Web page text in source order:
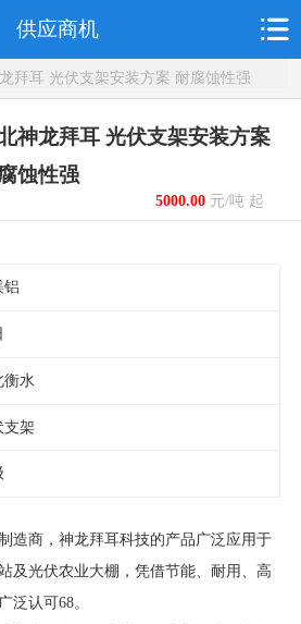
供应商机
拜耳 光伏支架安装方案 耐腐蚀性强
神龙拜耳 光伏支架安装方案
蚀性强
5000.00元/吨 起
铝
衡水
支架
造商，神龙拜耳科技的产品广泛应用于
及光伏农业大棚，凭借节能、耐用、高
泛认可68。